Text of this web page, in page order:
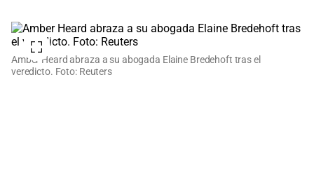
Amber Heard abraza a su abogada Elaine Bredehoft tras el
veredicto. Foto: Reuters